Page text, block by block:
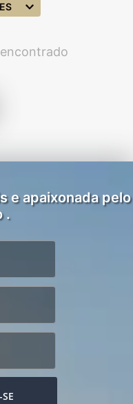
e apaixonada pelo
.